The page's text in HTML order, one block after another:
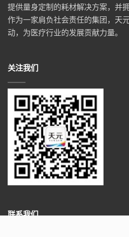
提供量身定制的耗材解决方案，并
作为一家肩负社会责任的集团，天
动，为医疗行业的发展贡献力量。
关注我们
联系我们